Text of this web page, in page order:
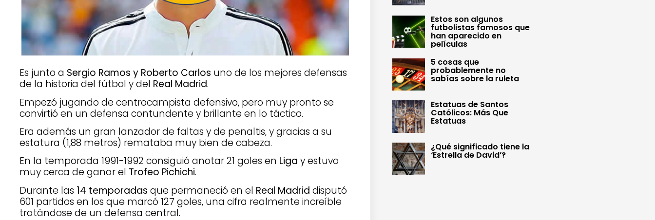
Es junto a Sergio Ramos y Roberto Carlos uno de los mejores defensas
de la historia del fútbol y del Real Madrid.
Empezó jugando de centrocampista defensivo, pero muy pronto se
convirtió en un defensa contundente y brillante en lo táctico.
Era además un gran lanzador de faltas y de penaltis, y gracias a su
estatura (1,88 metros) remataba muy bien de cabeza.
En la temporada 1991-1992 consiguió anotar 21 goles en Liga y estuvo
muy cerca de ganar el Trofeo Pichichi.
Durante las 14 temporadas que permaneció en el Real Madrid disputó
601 partidos en los que marcó 127 goles, una cifra realmente increíble
tratándose de un defensa central.
Estos son algunos
futbolistas famosos que
han aparecido en
películas
5 cosas que
probablemente no
sabías sobre la ruleta
Estatuas de Santos
Católicos: Más Que
Estatuas
¿Qué significado tiene la
‘Estrella de David’?